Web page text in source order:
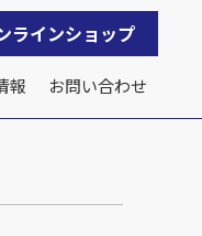
報 お問い合わせ
ラインショップ